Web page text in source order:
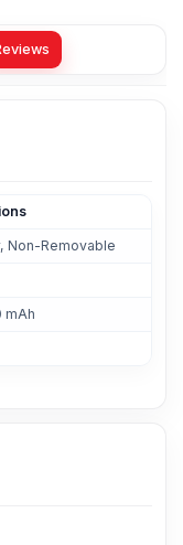
Non-Removable
mAh